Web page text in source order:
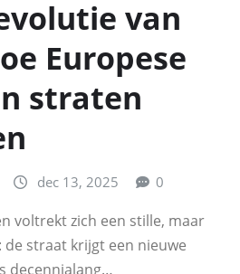
van
Europese
straten
dec 13, 2025 0
voltrekt zich een stille, maar
straat krijgt een nieuwe
decennialang…